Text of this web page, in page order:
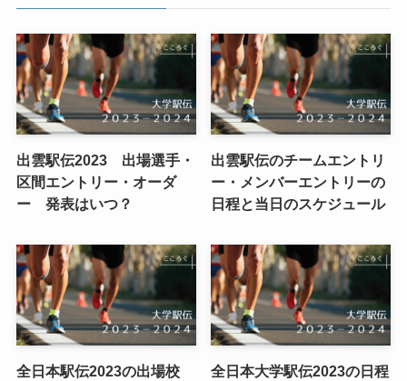
出雲駅伝2023 出場選手・
区間エントリー・オーダ
ー 発表はいつ？
出雲駅伝のチームエントリ
ー・メンバーエントリーの
日程と当日のスケジュール
全日本駅伝2023の出場校
全日本大学駅伝2023の日程